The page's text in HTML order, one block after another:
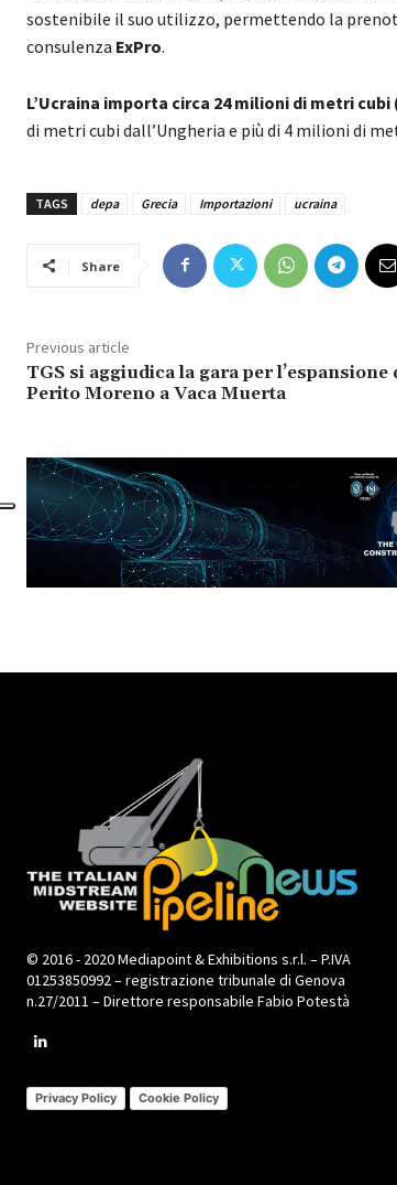
sostenibile il suo utilizzo, permettendo la
consulenza ExPro.
L’Ucraina importa circa 24 milioni di metri
di metri cubi dall’Ungheria e più di 4 milioni di
TAGS depa Grecia Importazioni ucraina
Share
Previous article
TGS si aggiudica la gara per l’espansione
Perito Moreno a Vaca Muerta
© 2016 - 2020 Mediapoint & Exhibitions s.r.l. – P.IVA
01253850992 – registrazione tribunale di Genova
n.27/2011 – Direttore responsabile Fabio Potestà
Privacy Policy Cookie Policy